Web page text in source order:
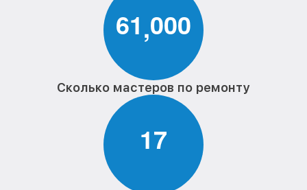
61,000
Сколько мастеров по ремонту
17